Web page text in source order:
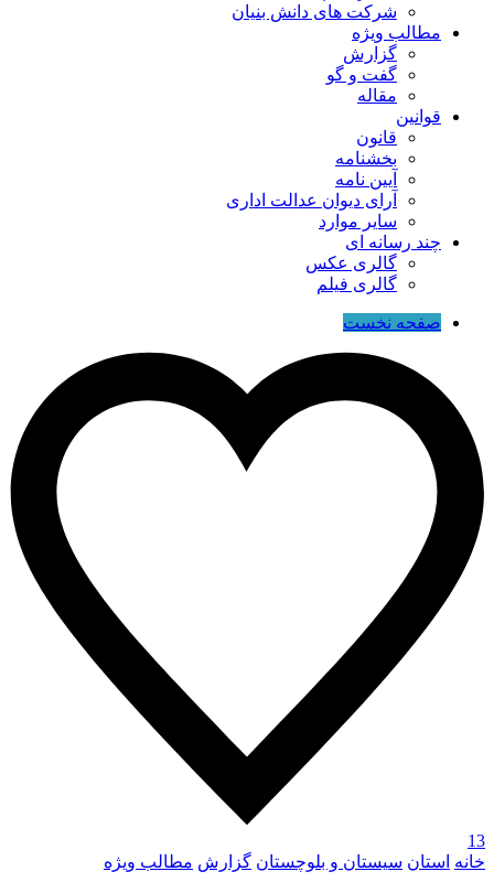
شرکت های دانش بنیان
مطالب ویژه
گزارش
گفت و گو
مقاله
قوانین
قانون
بخشنامه
آیین نامه
آرای دیوان عدالت اداری
سایر موارد
چند رسانه ای
گالری عکس
گالری فیلم
صفحه نخست
13
خانه استان سیستان و بلوچستان گزارش مطالب ویژه